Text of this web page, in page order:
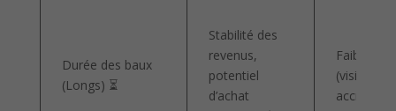
Durée des baux
(Longs) ⏳
Stabilité des
revenus,
potentiel
d’achat
Faible
(visibilité
accrue)